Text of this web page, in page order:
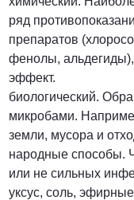
ряд
препаратов
фенолы,
эффект.
биологический.
микробами.
земли, мусора и
народные способы.
или не сильных
уксус, соль,